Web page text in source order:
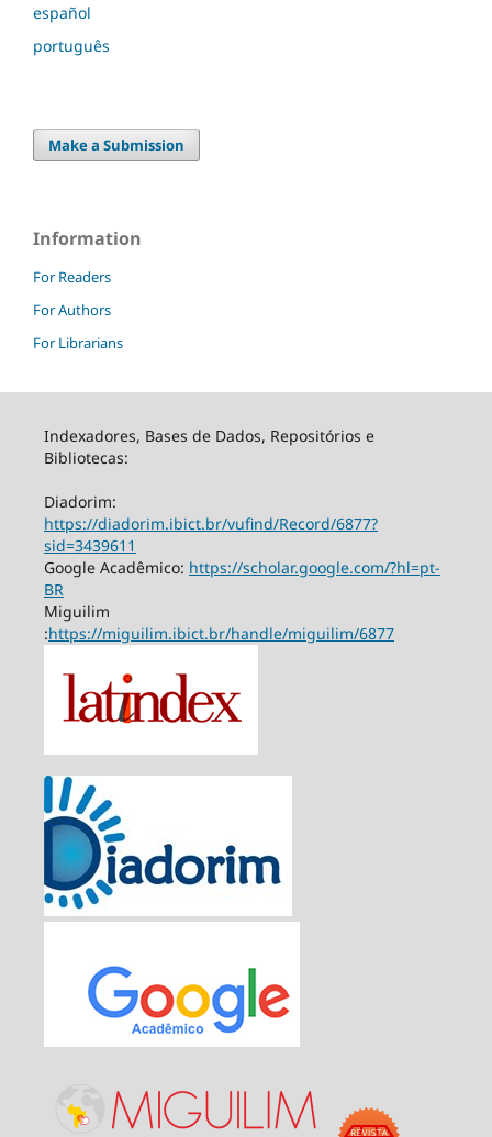
español
português
Make a Submission
Information
For Readers
For Authors
For Librarians
Indexadores, Bases de Dados, Repositórios e
Bibliotecas:
Diadorim:
https://diadorim.ibict.br/vufind/Record/6877?
sid=3439611
Google Acadêmico: https://scholar.google.com/?hl=pt-
BR
Miguilim
:https://miguilim.ibict.br/handle/miguilim/6877